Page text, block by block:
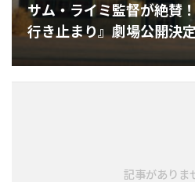
サム・ライミ監督が絶賛
行き止まり』劇場公開決
記事がありま